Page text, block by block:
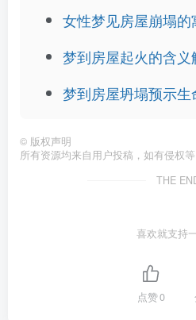
女性梦见房屋崩塌
梦到房屋起火的含义
梦到房屋坍塌预示生
© 版权声明
所有资源均来自用户投稿，如有侵权
THE
喜欢就支持
点赞0